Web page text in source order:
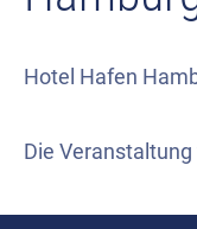
Hotel Hafen
Die